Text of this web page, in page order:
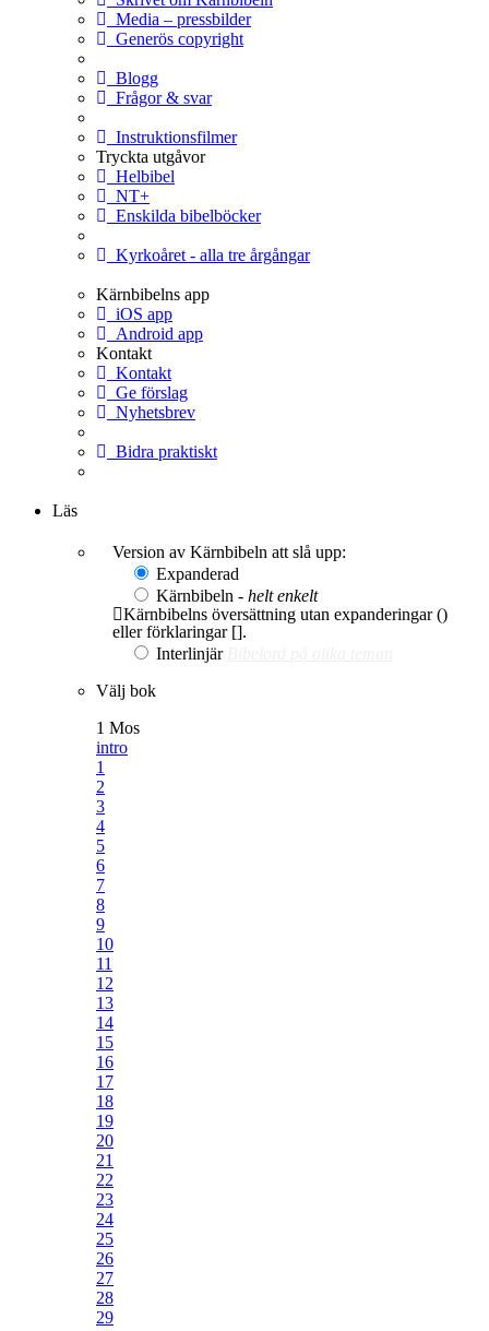
Media – pressbilder
Generös copyright
Blogg
Frågor & svar
Instruktionsfilmer
Tryckta utgåvor
Helbibel
NT+
Enskilda bibelböcker
Kyrkoåret - alla tre årgångar
Kärnbibelns app
iOS app
Android app
Kontakt
Kontakt
Ge förslag
Nyhetsbrev
Bidra praktiskt
Läs
Version av Kärnbibeln att slå upp:
Expanderad
Kärnbibeln - helt enkelt
Kärnbibelns översättning utan expanderingar ()
eller förklaringar [].
Interlinjär
Välj bok
1 Mos
intro
1
2
3
4
5
6
7
8
9
10
11
12
13
14
15
16
17
18
19
20
21
22
23
24
25
26
27
28
29